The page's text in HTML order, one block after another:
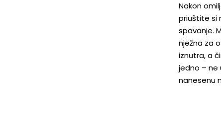
Nakon
priuštite si
spavanje.
nježna za
iznutra, a
jedno – ne
nanesenu